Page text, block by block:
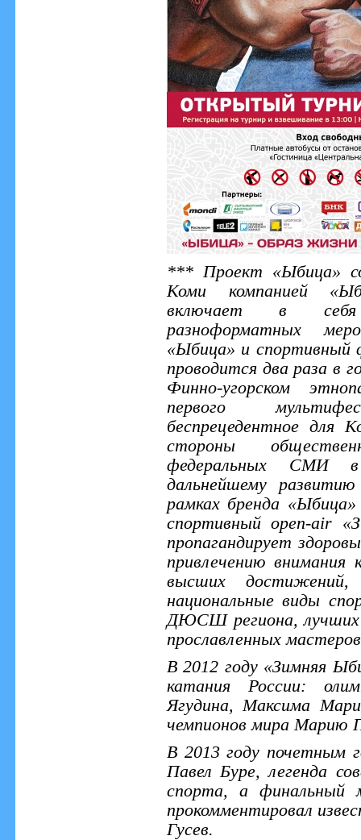
*** Проект «Ыбица»
Коми компанией
включает в себя
разноформатных
«Ыбица» и спортивный
проводится два раза в
Финно-угорском
первого
беспрецедентное для
стороны
федеральных СМИ в
дальнейшему
рамках бренда
спортивный open-air
пропагандирует
привлечению внимания
высших достижений,
национальные виды
ДЮСШ региона, лучших
прославленных
В 2012 году «Зимняя
катания России:
Ягудина, Максима
чемпионов мира Марию
В 2013 году почетным
Павел Буре, легенда
спорта, а финальный
прокомментировал
Гусев.